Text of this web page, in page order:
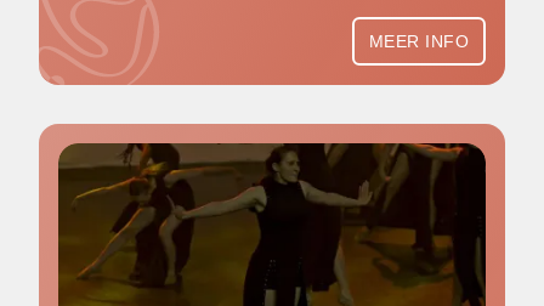
MEER INFO